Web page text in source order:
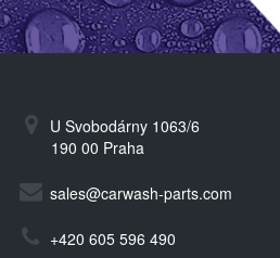
U Svobodárny 1063/6
190 00 Praha
sales@carwash-parts.com
+420 605 596 490